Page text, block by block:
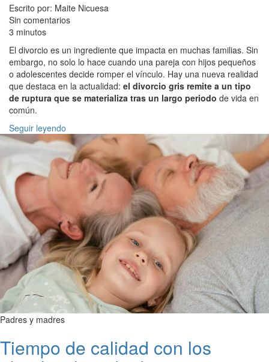
Escrito por: Maite Nicuesa
Sin comentarios
3 minutos
El divorcio es un ingrediente que impacta en muchas familias. Sin
embargo, no solo lo hace cuando una pareja con hijos pequeños
o adolescentes decide romper el vínculo. Hay una nueva realidad
que destaca en la actualidad: el divorcio gris remite a un tipo
de ruptura que se materializa tras un largo periodo de vida en
común.
Seguir leyendo
Padres y madres
Tiempo de calidad con los